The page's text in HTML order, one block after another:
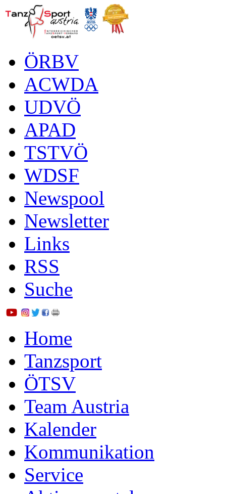
ÖRBV
ACWDA
UDVÖ
APAD
TSTVÖ
WDSF
Newspool
Newsletter
Links
RSS
Suche
Home
Tanzsport
ÖTSV
Team Austria
Kalender
Kommunikation
Service